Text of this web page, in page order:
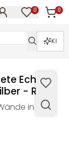
0 0
KI
Echo &
- Rolle
in